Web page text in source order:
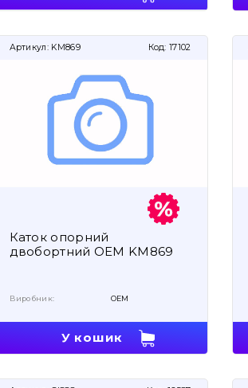
Артикул: KM869 Код: 17102
Каток опорний
двобортний OEM KM869
Виробник: OEM
У кошик